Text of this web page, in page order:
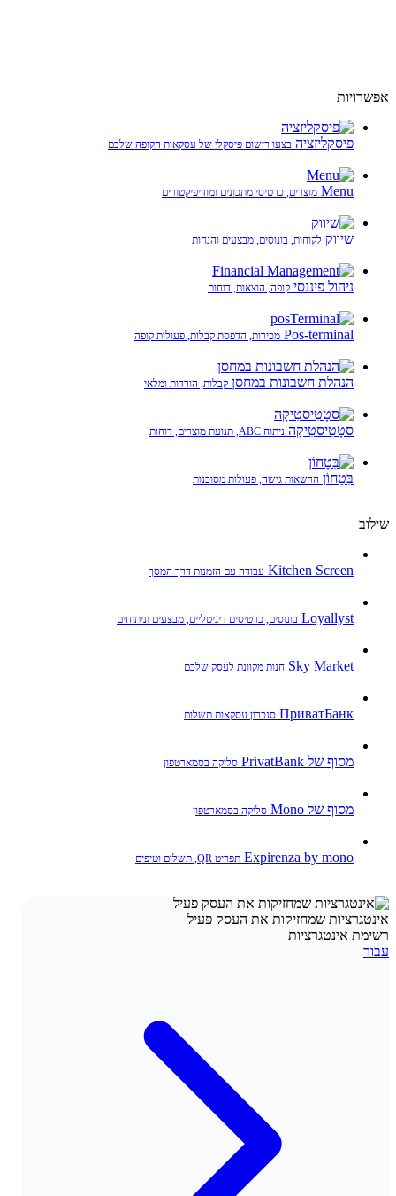
אפשרויות
פיסקליזציה בצעו רישום פיסקלי של עסקאות הקופה שלכם
Menu מוצרים, כרטיסי מתכונים ומודיפיקטורים
שיווק לקוחות, בונוסים, מבצעים והנחות
ניהול פיננסי קופה, הוצאות, דוחות
Pos-terminal מכירות, הדפסת קבלות, פעולות קופה
הנהלת חשבונות במחסן קבלות, הורדות ומלאי
סטָטִיסטִיקָה ניתוח ABC, תנועת מוצרים, דוחות
בִּטָחוֹן הרשאות גישה, פעולות מסוכנות
שילוב
Kitchen Screen עבודה עם הזמנות דרך המסך
Loyallyst בונוסים, כרטיסים דיגיטליים, מבצעים וניתוחים
Sky Market חנות מקוונת לעסק שלכם
ПриватБанк סנכרון עסקאות תשלום
מסוף של PrivatBank סליקה בסמארטפון
מסוף של Mono סליקה בסמארטפון
Expirenza by mono תפריט QR, תשלום וטיפים
אינטגרציות שמחזיקות את העסק פעיל
רשימת אינטגרציות
עבור